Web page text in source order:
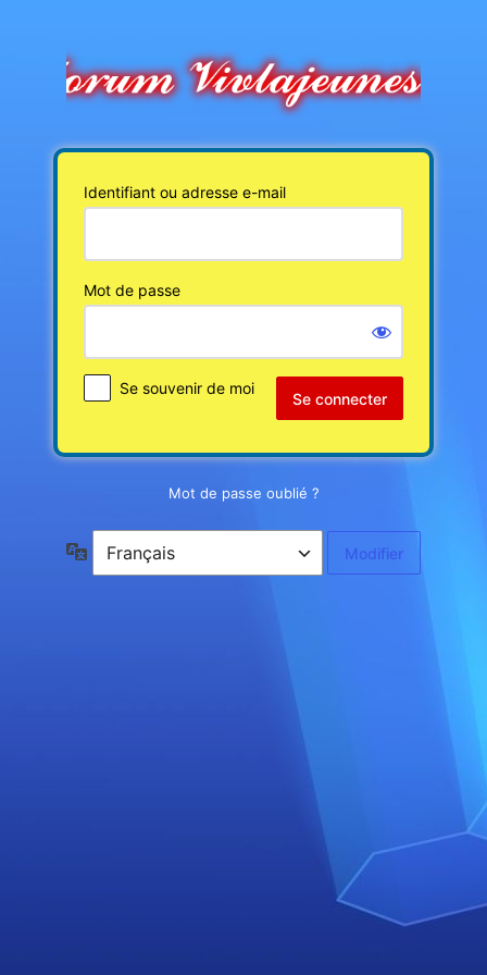
connecter
Identifiant ou adresse e-mail
Mot de passe
Se souvenir de moi
Mot de passe oublié ?
Langue